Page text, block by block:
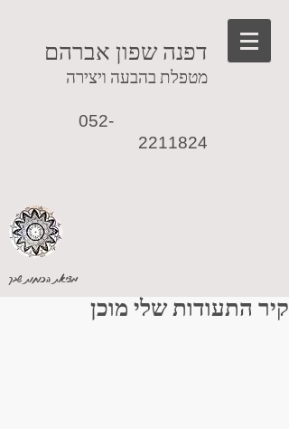
דפנה שפון אברהם
מטפלת בהבעה ויצירה
052-
2211824
מציאת הכוחות שבך
קיר התעודות שלי מוכן